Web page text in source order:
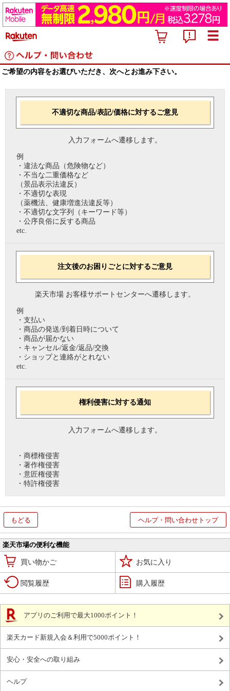
ご希望の内容をお選びいただき、次へとお進み下さい。
不適切な商品/表記/価格に対するご意見
入力フォームへ遷移します。
例
・違法な商品（危険物など）
・不当な二重価格など
（景品表示法違反）
・不適切な表現
（薬機法、健康増進法違反等）
・不適切な文字列（キーワード等）
・公序良俗に反する商品
etc.
注文後のお困りごとに対するご意見
楽天市場 お客様サポートセンターへ遷移します。
例
・支払い
・商品の発送/到着日時について
・商品が届かない
・キャンセル/返金/返品/交換
・ショップと連絡がとれない
etc.
権利侵害に対する通知
入力フォームへ遷移します。
・商標権侵害
・著作権侵害
・意匠権侵害
・特許権侵害
もどる ヘルプ・問い合わせトップ
楽天市場の便利な機能
買い物かご お気に入り
閲覧履歴 購入履歴
アプリのご利用で最大1000ポイント！
楽天カード新規入会＆利用で5000ポイント！
安心・安全への取り組み
ヘルプ